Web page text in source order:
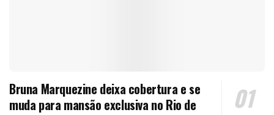
Bruna Marquezine deixa cobertura e se
muda para mansão exclusiva no Rio de